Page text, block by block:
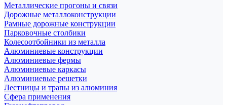
Металлические прогоны и связи
Дорожные металлоконструкции
Рамные дорожные конструкции
Парковочные столбики
Колесоотбойники из металла
Алюминиевые конструкции
Алюминиевые фермы
Алюминиевые каркасы
Алюминиевые решетки
Лестницы и трапы из алюминия
Сфера применения